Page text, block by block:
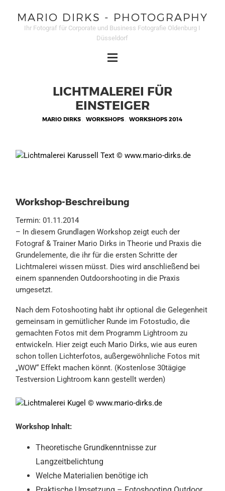
MARIO DIRKS - PHOTOGRAPHY
Ihr Fotograf für Corporate und Business Fotografie Oldenburg I
Düsseldorf
LICHTMALEREI FÜR
EINSTEIGER
MARIO DIRKS , WORKSHOPS , WORKSHOPS 2014
Workshop-Beschreibung
Termin: 01.11.2014
– In diesem Grundlagen Workshop zeigt euch der
Fotograf & Trainer Mario Dirks in Theorie und Praxis die
Grundelemente, die ihr für die ersten Schritte der
Lichtmalerei wissen müsst. Dies wird anschließend bei
einem spannenden Outdoorshooting in die Praxis
umgesetzt.
Nach dem Fotoshooting habt ihr optional die Gelegenheit
gemeinsam in gemütlicher Runde im Fotostudio, die
gemachten Fotos mit dem Programm Lightroom zu
entwickeln. Hier zeigt euch Mario Dirks, wie aus euren
schon tollen Lichterfotos, außergewöhnliche Fotos mit
„WOW“ Effekt machen könnt. (Kostenlose 30tägige
Testversion Lightroom kann gestellt werden)
Workshop Inhalt:
Theoretische Grundkenntnisse zur
Langzeitbelichtung
Welche Materialien benötige ich